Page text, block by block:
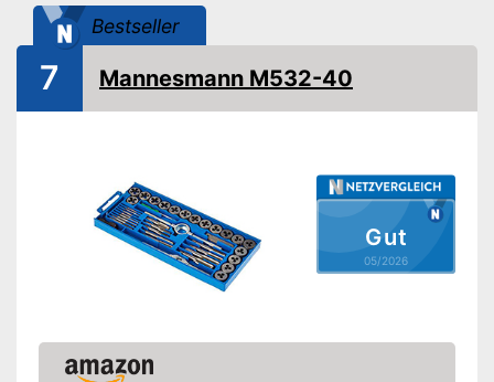
Bestseller
Gut
05/2026
7 Mannesmann M532-40